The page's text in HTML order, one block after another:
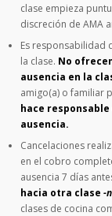
clase empieza
discreción de AMA
Es responsabilidad
la clase. No
ausencia en la
amigo(a) o familiar
hace
ausencia.
Cancelaciones
en el cobro
ausencia 7 días
hacia otra clase-
clases de cocina